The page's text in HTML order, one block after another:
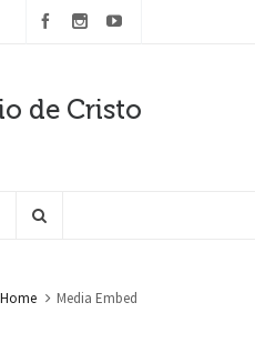
de Cristo
Home Media Embed